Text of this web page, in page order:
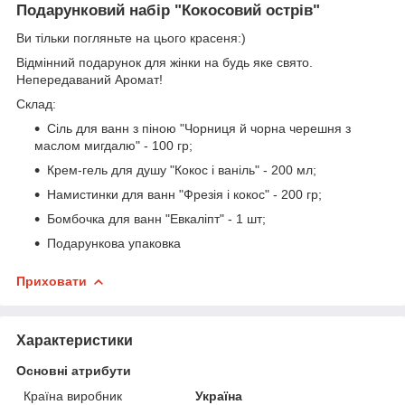
Подарунковий набір "Кокосовий острів"
Ви тільки погляньте на цього красеня:)
Відмінний подарунок для жінки на будь яке свято.
Непередаваний Аромат!
Склад:
Сіль для ванн з піною "Чорниця й чорна черешня з
маслом мигдалю" - 100 гр;
Крем-гель для душу "Кокос і ваніль" - 200 мл;
Намистинки для ванн "Фрезія і кокос" - 200 гр;
Бомбочка для ванн "Евкаліпт" - 1 шт;
Подарункова упаковка
Приховати
Характеристики
Основні атрибути
Країна виробник
Україна